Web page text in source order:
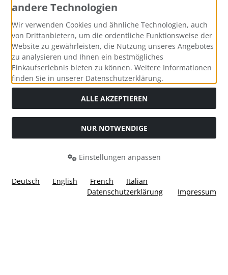
Zahlungsmethoden
Social Media
Widerrufsformular
andere Technologien
Wir verwenden Cookies und ähnliche Technologien, auch
von Drittanbietern, um die ordentliche Funktionsweise der
Website zu gewährleisten, die Nutzung unseres Angebotes
zu analysieren und Ihnen ein bestmögliches
Einkaufserlebnis bieten zu können. Weitere Informationen
finden Sie in unserer Datenschutzerklärung.
ALLE AKZEPTIEREN
NUR NOTWENDIGE
Einstellungen anpassen
Deutsch English French
Italian
Datenschutzerklärung
Impressum